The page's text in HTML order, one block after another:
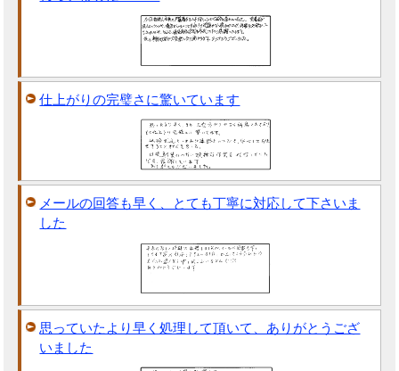
仕上がりの完璧さに驚いています
メールの回答も早く、とても丁寧に対応して下さいま
した
思っていたより早く処理して頂いて、ありがとうござ
いました